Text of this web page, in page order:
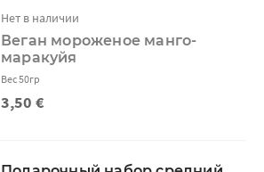
Веган мороженое манго-
маракуйя
3,50 €
Нет в наличии
Вес 50гр